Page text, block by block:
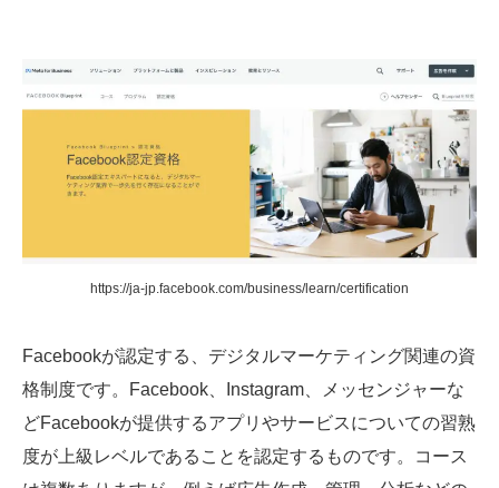
https://ja-jp.facebook.com/business/learn/certification
Facebookが認定する、デジタルマーケティング関連の資
格制度です。Facebook、Instagram、メッセンジャーな
どFacebookが提供するアプリやサービスについての習熟
度が上級レベルであることを認定するものです。コース